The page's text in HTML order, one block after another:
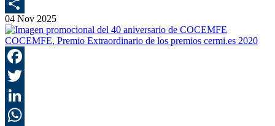
04 Nov 2025
COCEMFE, Premio Extraordinario de los premios cermi.es 2020